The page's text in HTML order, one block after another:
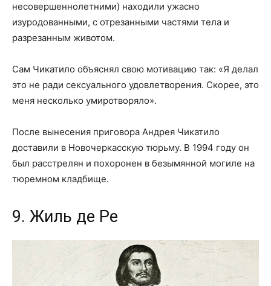
несовершеннолетними) находили ужасно
изуродованными, с отрезанными частями тела и
разрезанным животом.
Сам Чикатило объяснял свою мотивацию так: «Я делал
это не ради сексуального удовлетворения. Скорее, это
меня несколько умиротворяло».
После вынесения приговора Андрея Чикатило
доставили в Новочеркасскую тюрьму. В 1994 году он
был расстрелян и похоронен в безымянной могиле на
тюремном кладбище.
9. Жиль де Ре